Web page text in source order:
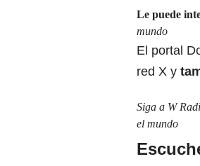
Le puede
mundo
El portal
red X y
Siga a W
el mundo